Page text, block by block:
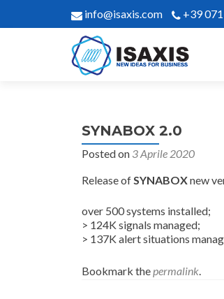
info@isaxis.com +39
SYNABOX 2.0
Posted on 3 Aprile 2020
Release ofSYNABOXnew
over 500 systems installed;
> 124K signals managed;
> 137K alert situations
Bookmark thepermalink.